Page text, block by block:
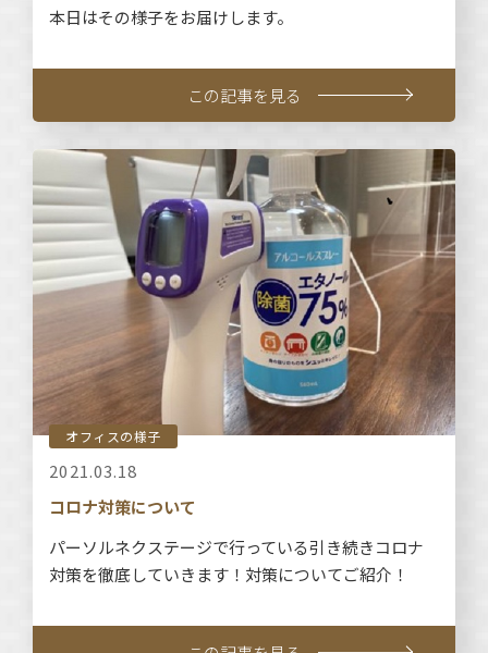
本日はその様子をお届けします。
この記事を見る
オフィスの様子
2021.03.18
コロナ対策について
パーソルネクステージで行っている引き続きコロナ
対策を徹底していきます！対策についてご紹介！